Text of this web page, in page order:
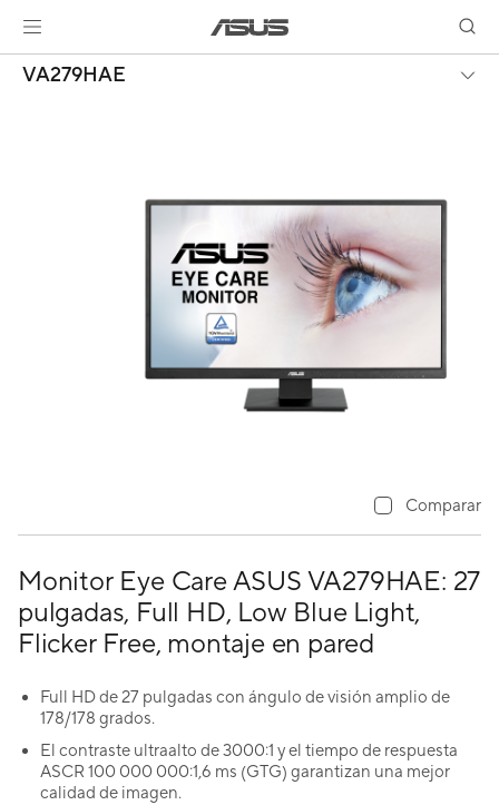
VA279HAE
Monitor Eye Care ASUS VA279HAE: 27
pulgadas, Full HD, Low Blue Light,
Flicker Free, montaje en pared
Full HD de 27 pulgadas con ángulo de visión amplio de
178/178 grados.
El contraste ultraalto de 3000:1 y el tiempo de respuesta
ASCR 100 000 000:1,6 ms (GTG) garantizan una mejor
calidad de imagen.
Comparar